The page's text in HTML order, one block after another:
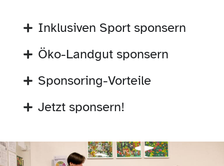
Inklusiven Sport sponsern
Öko-Landgut sponsern
Sponsoring-Vorteile
Jetzt sponsern!